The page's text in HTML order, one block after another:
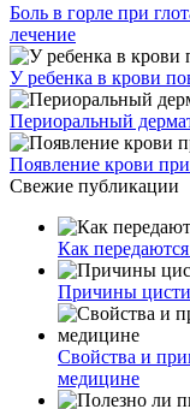
Боль в горле при
лечение
У ребенка в крови
Периоральный
Появление крови
Свежие публикации
Как
Причины
Свойства и
медицине